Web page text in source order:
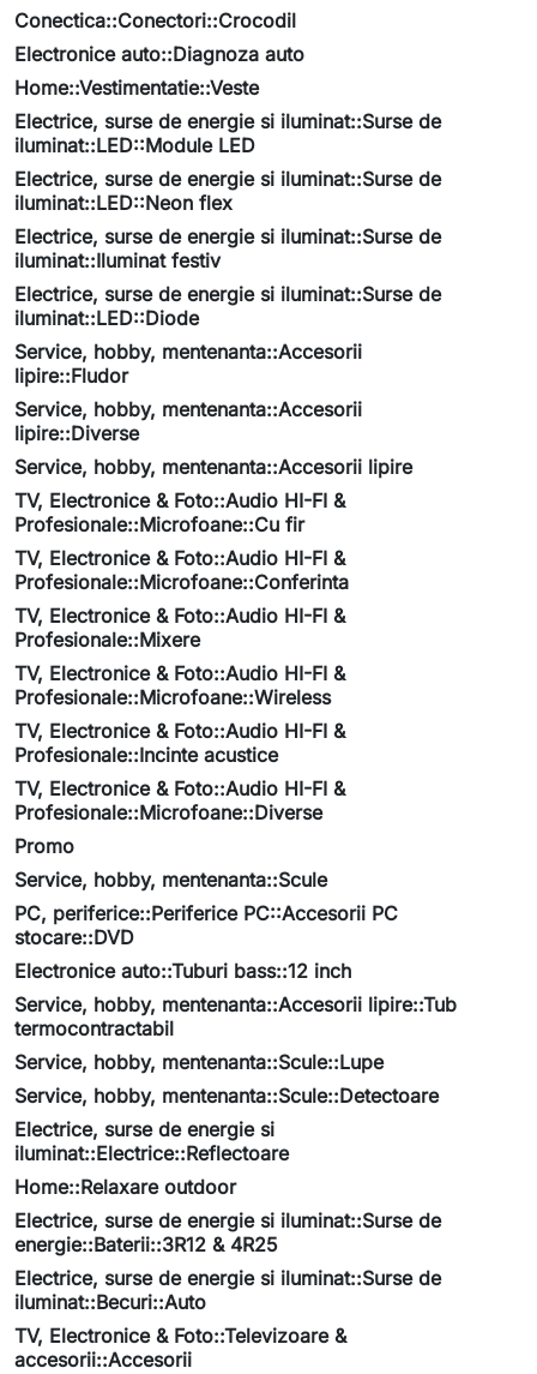
Conectica::Conectori::Crocodil
Electronice auto::Diagnoza auto
Home::Vestimentatie::Veste
Electrice, surse de energie si iluminat::Surse de
iluminat::LED::Module LED
Electrice, surse de energie si iluminat::Surse de
iluminat::LED::Neon flex
Electrice, surse de energie si iluminat::Surse de
iluminat::Iluminat festiv
Electrice, surse de energie si iluminat::Surse de
iluminat::LED::Diode
Service, hobby, mentenanta::Accesorii
lipire::Fludor
Service, hobby, mentenanta::Accesorii
lipire::Diverse
Service, hobby, mentenanta::Accesorii lipire
TV, Electronice & Foto::Audio HI-FI &
Profesionale::Microfoane::Cu fir
TV, Electronice & Foto::Audio HI-FI &
Profesionale::Microfoane::Conferinta
TV, Electronice & Foto::Audio HI-FI &
Profesionale::Mixere
TV, Electronice & Foto::Audio HI-FI &
Profesionale::Microfoane::Wireless
TV, Electronice & Foto::Audio HI-FI &
Profesionale::Incinte acustice
TV, Electronice & Foto::Audio HI-FI &
Profesionale::Microfoane::Diverse
Promo
Service, hobby, mentenanta::Scule
PC, periferice::Periferice PC::Accesorii PC
stocare::DVD
Electronice auto::Tuburi bass::12 inch
Service, hobby, mentenanta::Accesorii lipire::Tub
termocontractabil
Service, hobby, mentenanta::Scule::Lupe
Service, hobby, mentenanta::Scule::Detectoare
Electrice, surse de energie si
iluminat::Electrice::Reflectoare
Home::Relaxare outdoor
Electrice, surse de energie si iluminat::Surse de
energie::Baterii::3R12 & 4R25
Electrice, surse de energie si iluminat::Surse de
iluminat::Becuri::Auto
TV, Electronice & Foto::Televizoare &
accesorii::Accesorii